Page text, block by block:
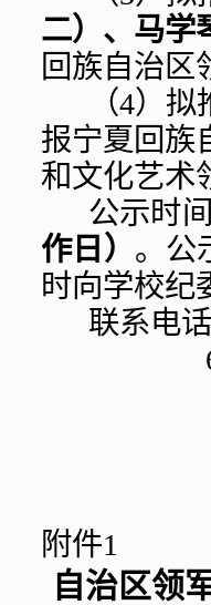
二）、马学
回族自治
（4）拟
报宁夏回族
和文化艺术
公示时
作日） 。公
时向学校纪
联系电话
附件1
自治区领